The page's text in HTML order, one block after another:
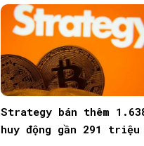
Strategy bán thêm
huy động gần 291 triệu